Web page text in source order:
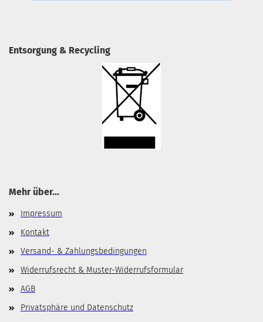
Entsorgung & Recycling
Mehr über...
Impressum
Kontakt
Versand- & Zahlungsbedingungen
Widerrufsrecht & Muster-Widerrufsformular
AGB
Privatsphäre und Datenschutz